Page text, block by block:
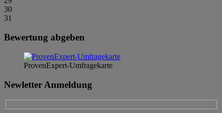
30
31
Bewertung abgeben
ProvenExpert-Umfragekarte
Newletter Anmeldung